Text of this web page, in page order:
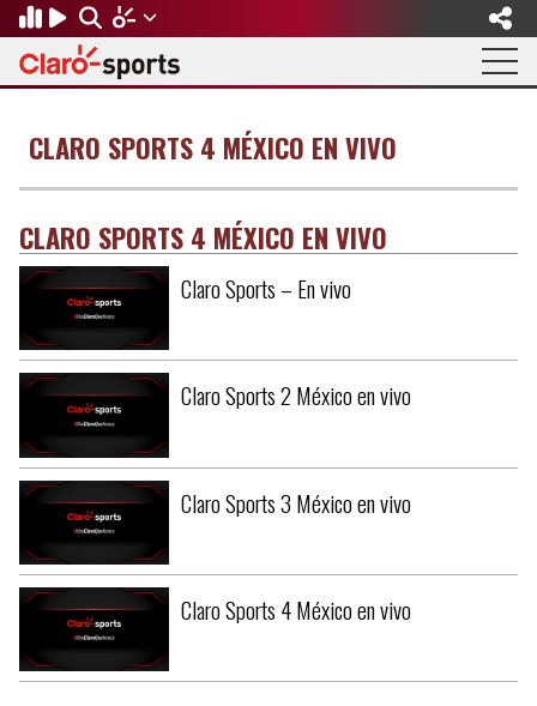
FÚTBOL
Fútbol Internacional
Mundial de Clubes
Concachampions
Copa Oro
Fútbol de Estufa
Fútbol Femenil
Leagues Cup
Liga de Expansión MX
Liga MX
MOTOR
Formula 1
NASCAR
BÉISBOL
Mexicano
MLB
OLÍMPICOS
Olympic Channel
Paris 2024
Gangwon 2024
Juegos Paralímpicos
OTROS DEPORTES
Básquetbol
Fútbol Americano
Ciclismo
Tenis
Golf
Boxeo
UFC
Lucha Libre
Juegos Panamericanos
ACTUALIDAD
Música
Cine y TV
Tendencias
Videojuegos
CLARO SPORTS 4 MÉXICO EN VIVO
CLARO SPORTS 4 MÉXICO EN VIVO
Claro Sports – En vivo
Claro Sports 2 México en vivo
Claro Sports 3 México en vivo
Claro Sports 4 México en vivo